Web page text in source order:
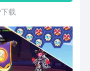
载